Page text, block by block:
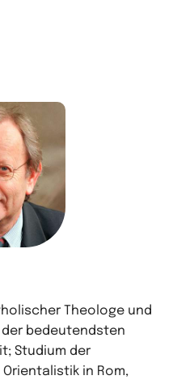
Theologe und
bedeutendsten
Studium der
in Rom,